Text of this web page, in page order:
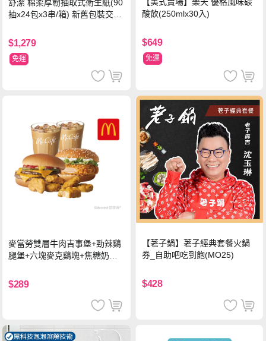
舒潔 棉柔厚韌抽取式衛生紙(90
抽x24包x3串/箱) 新舊包裝交替
$1,279
免運
酸飲(250mlx30入)
$649
免運
麥當勞雙層牛肉吉事堡+勁辣鷄
腿堡+六塊麥克鷄塊+焦糖奶茶
$289
【荖子鍋】荖子經典套餐火鍋
券_自助吧吃到飽(MO25)
$428